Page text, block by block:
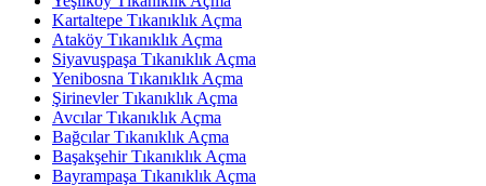
Kartaltepe Tıkanıklık Açma
Ataköy Tıkanıklık Açma
Siyavuşpaşa Tıkanıklık Açma
Yenibosna Tıkanıklık Açma
Şirinevler Tıkanıklık Açma
Avcılar Tıkanıklık Açma
Bağcılar Tıkanıklık Açma
Başakşehir Tıkanıklık Açma
Bayrampaşa Tıkanıklık Açma